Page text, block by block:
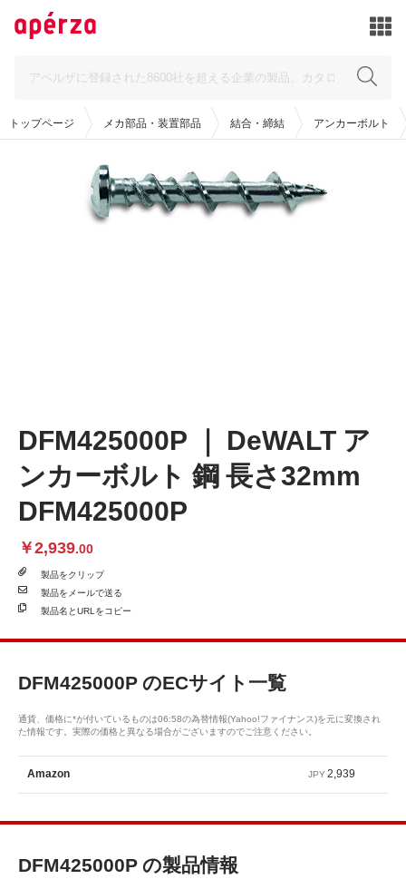
トップページ メカ部品・装置部品 結合・締結 アンカーボルト
DFM425000P ｜ DeWALT ア
ンカーボルト 鋼 長さ32mm
DFM425000P
￥2,939.00
製品をクリップ
製品を メールで送る
製品名とURLをコピー
DFM425000PのECサイト一覧
通貨、価格に*が付いているものは06:58の為替情報(Yahoo!ファイナンス)を元に変換され
た情報です。実際の価格と異なる場合がございますのでご注意ください。
Amazon JPY 2,939
DFM425000P の製品情報